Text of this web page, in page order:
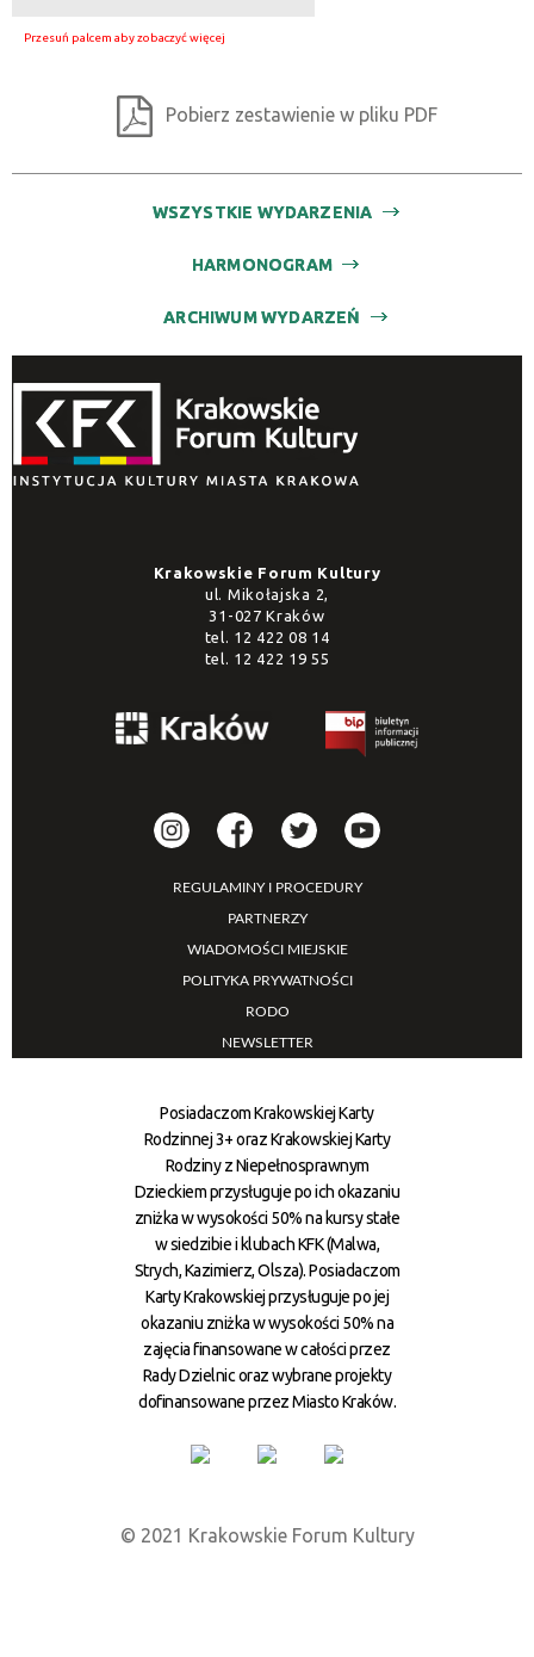
Pobierz zestawienie w pliku PDF
WSZYSTKIE WYDARZENIA
HARMONOGRAM
ARCHIWUM WYDARZEŃ
Krakowskie Forum Kultury
ul. Mikołajska 2,
31-027 Kraków
tel. 12 422 08 14
tel. 12 422 19 55
REGULAMINY I PROCEDURY
PARTNERZY
WIADOMOŚCI MIEJSKIE
POLITYKA PRYWATNOŚCI
RODO
NEWSLETTER
Posiadaczom Krakowskiej Karty
Rodzinnej 3+ oraz Krakowskiej Karty
Rodziny z Niepełnosprawnym
Dzieckiem przysługuje po ich okazaniu
zniżka w wysokości 50% na kursy stałe
w siedzibie i klubach KFK (Malwa,
Strych, Kazimierz, Olsza). Posiadaczom
Karty Krakowskiej przysługuje po jej
okazaniu zniżka w wysokości 50% na
zajęcia finansowane w całości przez
Rady Dzielnic oraz wybrane projekty
dofinansowane przez Miasto Kraków.
© 2021 Krakowskie Forum Kultury